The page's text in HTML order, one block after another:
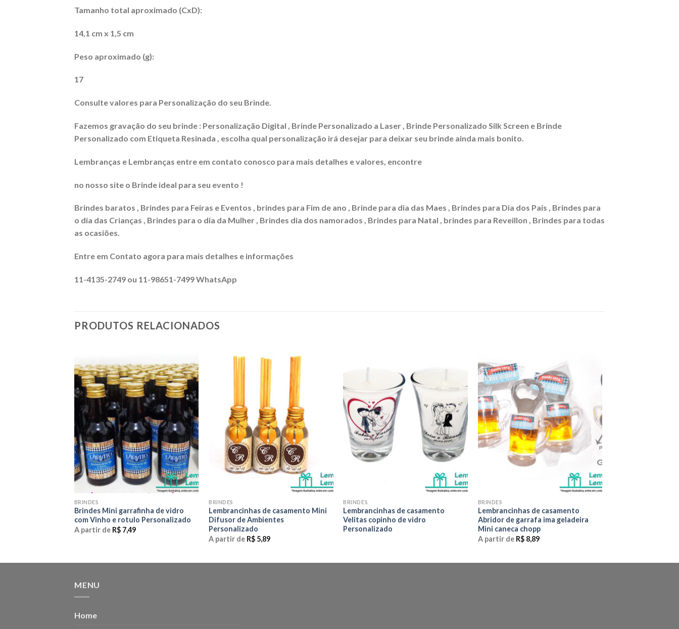
Tamanho total aproximado (CxD):
14,1 cm x 1,5 cm
Peso aproximado (g):
17
Consulte valores para Personalização do seu Brinde.
Fazemos gravação do seu brinde : Personalização Digital , Brinde Personalizado a Laser , Brinde Personalizado Silk Screen e Brinde
Personalizado com Etiqueta Resinada , escolha qual personalização irá desejar para deixar seu brinde ainda mais bonito.
Lembranças e Lembranças entre em contato conosco para mais detalhes e valores, encontre
no nosso site o Brinde ideal para seu evento !
Brindes baratos , Brindes para Feiras e Eventos , brindes para Fim de ano , Brinde para dia das Maes , Brindes para Dia dos Pais , Brindes para
o dia das Crianças , Brindes para o dia da Mulher , Brindes dia dos namorados , Brindes para Natal , brindes para Reveillon , Brindes para todas
as ocasiões.
Entre em Contato agora para mais detalhes e informações
11-4135-2749 ou 11-98651-7499 WhatsApp
PRODUTOS RELACIONADOS
Adicionar
aos meus
desejos
BRINDES
Brindes Mini garrafinha de vidro
com Vinho e rotulo Personalizado
A partir de R$7,49
Adicionar
BRINDES
Lembrancinhas de casamento Mini
Difusor de Ambientes
Personalizado
A partir de R$ 5,89
BRINDES
Lembrancinhas de casamento
Velitas copinho de vidro
Personalizado
aos meus
BRINDES
Lembrancinhas de casamento
Abridor de garrafa ima geladeira
Mini caneca chopp
A partir de R$8,89
MENU
Home